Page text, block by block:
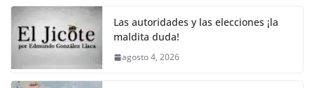
o
k
p k
Las autoridades y las elecciones ¡la
maldita duda!
agosto 4, 2026